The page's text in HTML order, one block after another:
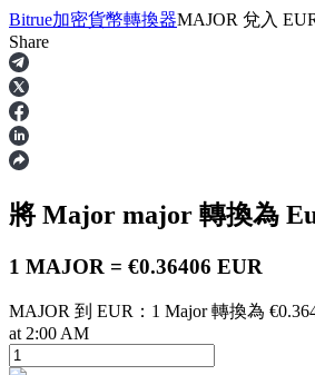
合約
Bitrue加密貨幣轉換器MAJOR 兌入
Share
將 Major major 轉換為
1 MAJOR = €0.36406 EUR
MAJOR 到 EUR：1 Major 轉換為
at 2:00 AM